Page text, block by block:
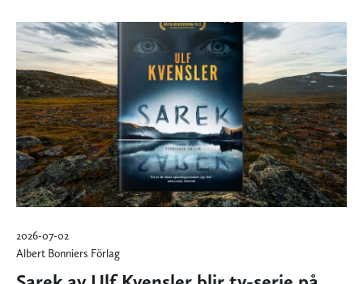
2026-07-02
Albert Bonniers Förlag